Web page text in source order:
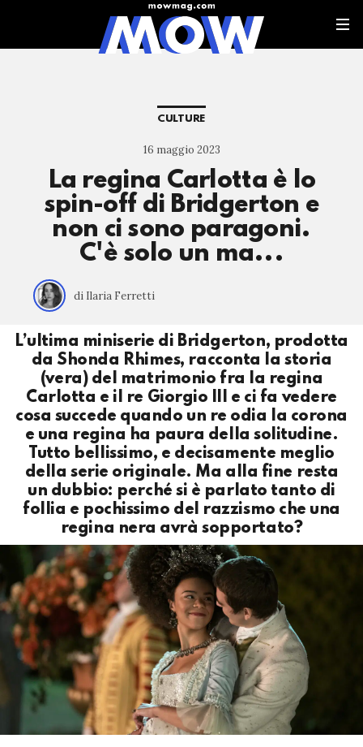
CULTURE
16 maggio 2023
La regina Carlotta è lo
spin-off di Bridgerton e
non ci sono paragoni.
C'è solo un ma...
di Ilaria Ferretti
L’ultima miniserie di Bridgerton, prodotta
da Shonda Rhimes, racconta la storia
(vera) del matrimonio fra la regina
Carlotta e il re Giorgio III e ci fa vedere
cosa succede quando un re odia la corona
e una regina ha paura della solitudine.
Tutto bellissimo, e decisamente meglio
della serie originale. Ma alla fine resta
un dubbio: perché si è parlato tanto di
follia e pochissimo del razzismo che una
regina nera avrà sopportato?